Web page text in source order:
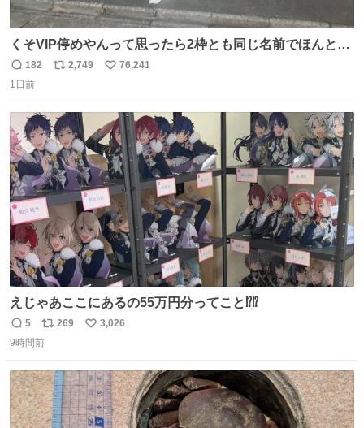
くそVIP停めやんって思ったら2枠とも同じ名前でほんとの
VIP停めだった 好きですこの心意気
返
信
182
リ
ト
数
2,749
い
数
76,241
1日前
えじゃあここにあるの55万円分ってこと⁉️⁉️
返
信
5
リ
ポ
ト
数
269
い
数
3,026
9時間前